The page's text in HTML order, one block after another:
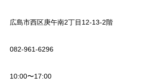
広島市西区庚午南2丁目12-13-2階
082-961-6296
10:00〜17:00